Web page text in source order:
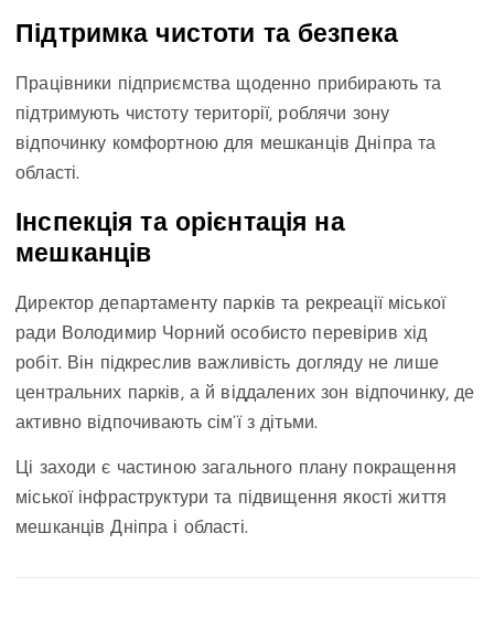
Підтримка чистоти та безпека
Працівники підприємства щоденно прибирають та
підтримують чистоту території, роблячи зону
відпочинку комфортною для мешканців Дніпра та
області.
Інспекція та орієнтація на
мешканців
Директор департаменту парків та рекреації міської
ради Володимир Чорний особисто перевірив хід
робіт. Він підкреслив важливість догляду не лише
центральних парків, а й віддалених зон відпочинку, де
активно відпочивають сім’ї з дітьми.
Ці заходи є частиною загального плану покращення
міської інфраструктури та підвищення якості життя
мешканців Дніпра і області.